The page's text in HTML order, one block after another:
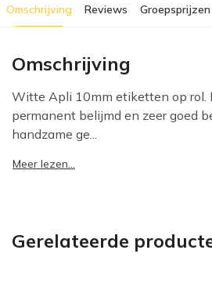
Omschrijving Reviews Groepsprijzen
Omschrijving
Witte Apli 10mm etiketten op rol.
permanent belijmd en zeer goed
handzame ge...
Meer lezen...
Gerelateerde